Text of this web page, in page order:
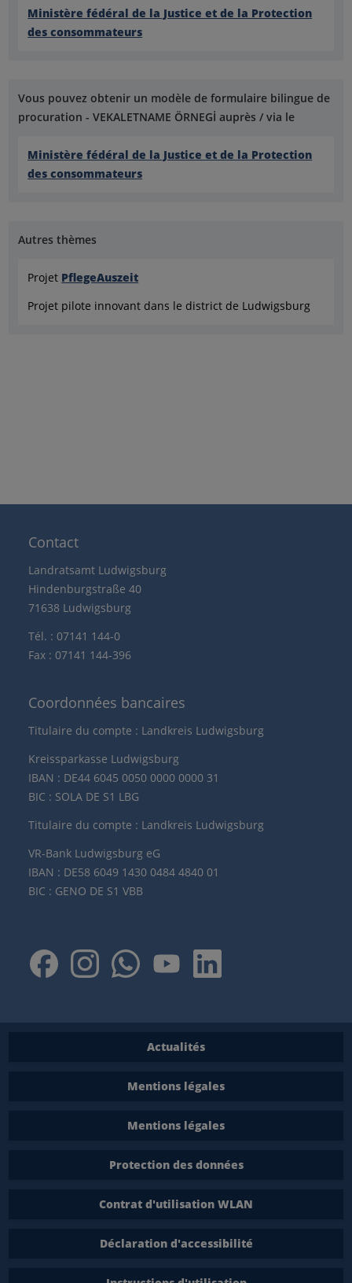
Ministère fédéral de la Justice et de la Protection
des consommateurs
Vous pouvez obtenir un modèle de formulaire bilingue de
procuration - VEKALETNAME ÖRNEGİ auprès / via le
Ministère fédéral de la Justice et de la Protection
des consommateurs
Autres thèmes
Projet PflegeAuszeit
Projet pilote innovant dans le district de Ludwigsburg
Contact
Landratsamt Ludwigsburg
Hindenburgstraße 40
71638 Ludwigsburg
Tél. : 07141 144-0
Fax : 07141 144-396
Coordonnées bancaires
Titulaire du compte : Landkreis Ludwigsburg
Kreissparkasse Ludwigsburg
IBAN : DE44 6045 0050 0000 0000 31
BIC : SOLA DE S1 LBG
Titulaire du compte : Landkreis Ludwigsburg
VR-Bank Ludwigsburg eG
IBAN : DE58 6049 1430 0484 4840 01
BIC : GENO DE S1 VBB
Actualités
Mentions légales
Mentions légales
Protection des données
Contrat d'utilisation WLAN
Déclaration d'accessibilité